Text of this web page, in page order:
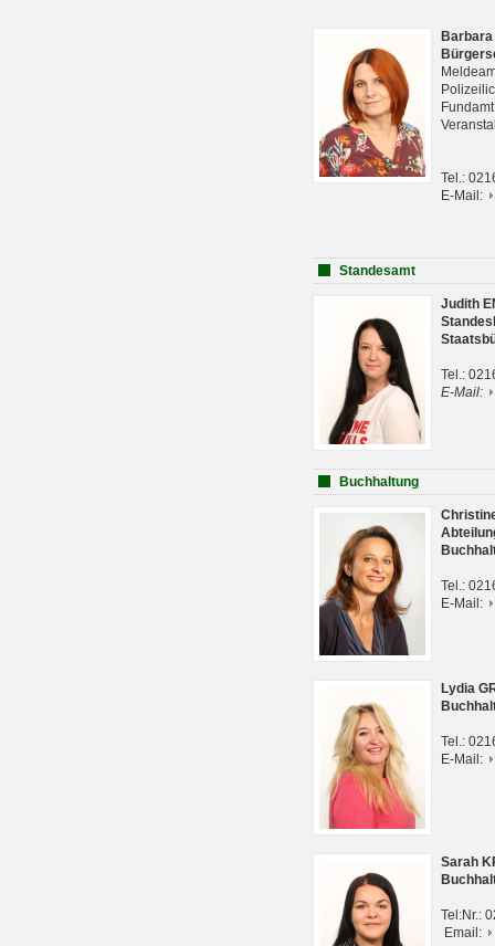
Tel.:
E-Mail:
Standesamt
Judith
Tel.:
E-Mail:
Buchhaltung
Tel.:
E-Mail:
Lydia
Tel.:
E-Mail:
Sarah
Tel:Nr.:
Email: